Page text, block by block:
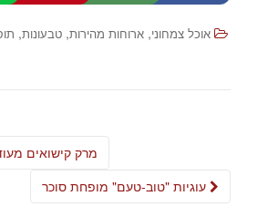
אוכל צמחוני, ארוחות מהירות, טבעונות,
מרק קישואים